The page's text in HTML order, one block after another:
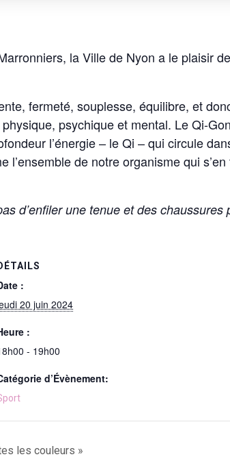
la Ville de Nyon a le plaisir
fermeté, souplesse, équilibre, et
psychique et mental. Le Qi-
l’énergie – le Qi – qui circule
l’ensemble de notre organisme qui
d’enfiler une tenue et des
:
20 juin 2024
:
- 19h00
d’Évènement:
les couleurs »